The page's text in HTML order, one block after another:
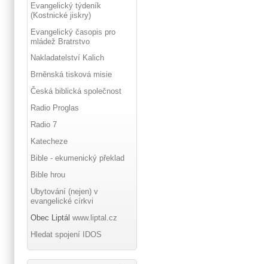
Evangelický týdeník
(Kostnické jiskry)
Evangelický časopis pro
mládež Bratrstvo
Nakladatelství Kalich
Brněnská tisková misie
Česká biblická společnost
Radio Proglas
Radio 7
Katecheze
Bible - ekumenický překlad
Bible hrou
Ubytování (nejen) v
evangelické církvi
Obec Liptál www.liptal.cz
Hledat spojení IDOS